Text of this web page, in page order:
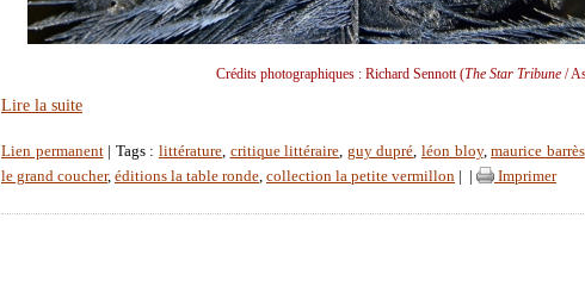
Crédits photographiques : Richard Sennott (The Star Tribune/
Lire la suite
Lien permanent| Tags : littérature, critique littéraire, guy dupré, léon bloy,maurice barrès
le grand coucher, éditions la table ronde, collection la petite vermillon Imprimer